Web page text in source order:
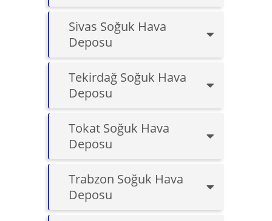
Sivas Soğuk Hava
Deposu
Tekirdağ Soğuk Hava
Deposu
Tokat Soğuk Hava
Deposu
Trabzon Soğuk Hava
Deposu